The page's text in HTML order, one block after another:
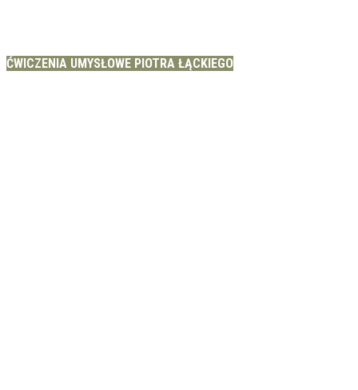
ĆWICZENIA UMYSŁOWE PIOTRA ŁĄCKIEGO